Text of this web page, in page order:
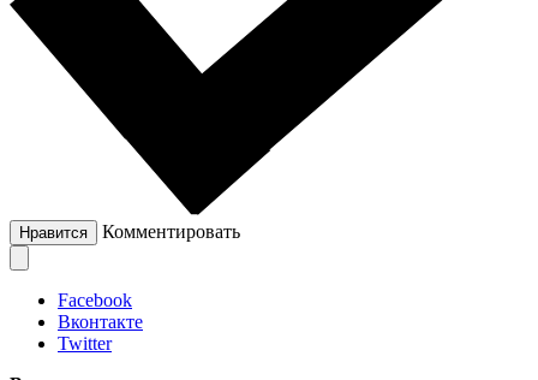
Нравится Комментировать
Facebook
Вконтакте
Twitter